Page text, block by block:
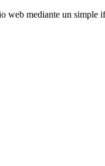
web mediante un simple